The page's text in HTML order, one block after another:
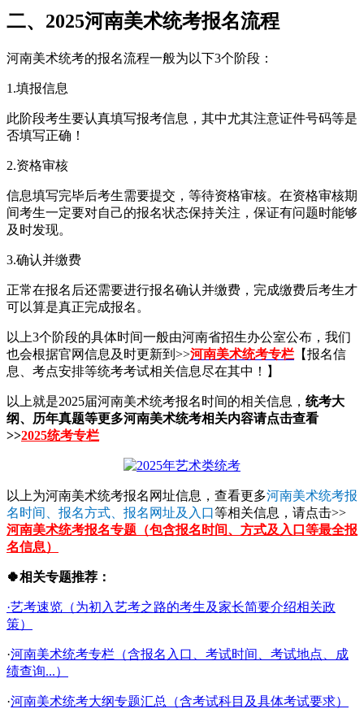
二、2025河南美术统考报名流程
河南美术统考的报名流程一般为以下3个阶段：
1.填报信息
此阶段考生要认真填写报考信息，其中尤其注意证件号码等是
否填写正确！
2.资格审核
信息填写完毕后考生需要提交，等待资格审核。在资格审核期
间考生一定要对自己的报名状态保持关注，保证有问题时能够
及时发现。
3.确认并缴费
正常在报名后还需要进行报名确认并缴费，完成缴费后考生才
可以算是真正完成报名。
以上3个阶段的具体时间一般由河南省招生办公室公布，我们
也会根据官网信息及时更新到>>河南美术统考专栏 【报名信
息、考点安排等统考考试相关信息尽在其中！】
以上就是2025届河南美术统考报名时间的相关信息， 统考大
纲、历年真题等更多河南美术统考相关内容请点击查看
>>2025统考专栏
以上为河南美术统考报名网址信息，查看更多河南美术统考报
名时间、报名方式、报名网址及入口等相关信息，请点击>>
河南美术统考报名专题（包含报名时间、方式及入口等最全报
名信息）
🍀相关专题推荐：
·艺考速览（为初入艺考之路的考生及家长简要介绍相关政
策）
·河南美术统考专栏（含报名入口、考试时间、考试地点、成
绩查询...）
·河南美术统考大纲专题汇总（含考试科目及具体考试要求）